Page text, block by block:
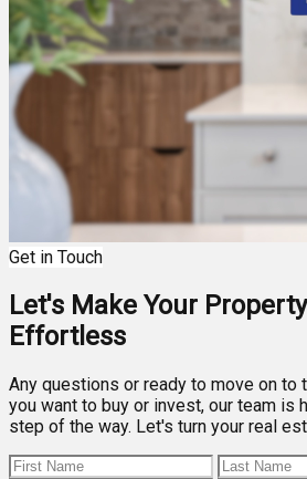
Get in Touch
Let's Make Your
Effortless
Any questions or ready to move on to
you want to buy or invest, our team is
step of the way. Let's turn your real